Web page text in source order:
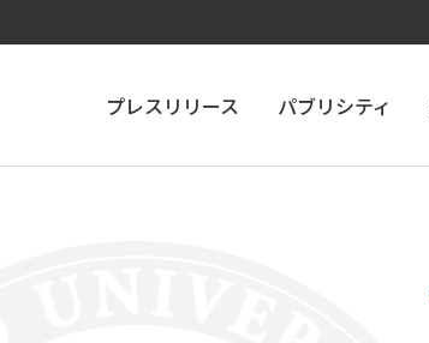
プレスリリース パブリシティ